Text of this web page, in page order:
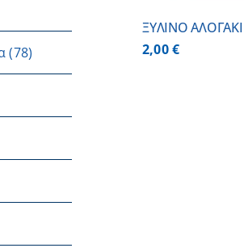
ΞΥΛΙΝΟ
2,00€
(78)